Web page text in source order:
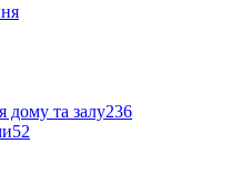
дому та залу236
52